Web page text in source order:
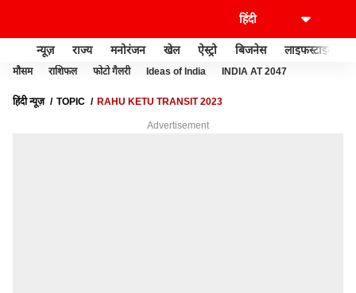
न्यूज़ राज्य मनोरंजन खेल ऐस्ट्रो बिजनेस लाइफस्टाइल
मौसम राशिफल फोटो गैलरी Ideas of India INDIA AT 2047
हिंदी न्यूज़ TOPIC RAHU KETU TRANSIT 2023
Advertisement